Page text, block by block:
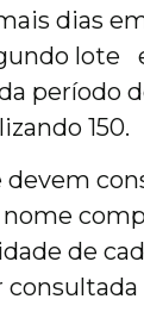
dias
lote
período
150.
devem
de